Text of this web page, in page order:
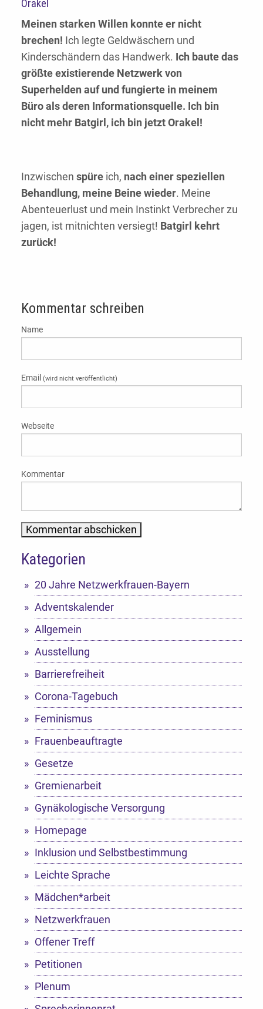
Orakel
Meinen starken Willen konnte er nicht
brechen! Ich legte Geldwäschern und
Kinderschändern das Handwerk. Ich baute das
größte existierende Netzwerk von
Superhelden auf und fungierte in meinem
Büro als deren Informationsquelle. Ich bin
nicht mehr Batgirl, ich bin jetzt Orakel!
Inzwischen spüre ich, nach einer speziellen
Behandlung, meine Beine wieder. Meine
Abenteuerlust und mein Instinkt Verbrecher zu
jagen, ist mitnichten versiegt! Batgirl kehrt
zurück!
Kommentar schreiben
Name
Email (wird nicht veröffentlicht)
Webseite
Kommentar
Alternative:
Kategorien
20 Jahre Netzwerkfrauen-Bayern
Adventskalender
Allgemein
Ausstellung
Barrierefreiheit
Corona-Tagebuch
Feminismus
Frauenbeauftragte
Gesetze
Gremienarbeit
Gynäkologische Versorgung
Homepage
Inklusion und Selbstbestimmung
Leichte Sprache
Mädchen*arbeit
Netzwerkfrauen
Offener Treff
Petitionen
Plenum